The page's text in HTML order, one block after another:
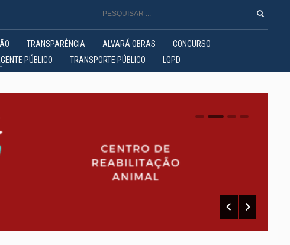
TRANSPARÊNCIA ALVARÁ OBRAS
CONCURSO
PÚBLICO TRANSPORTE PÚBLICO LGPD
0 1 2